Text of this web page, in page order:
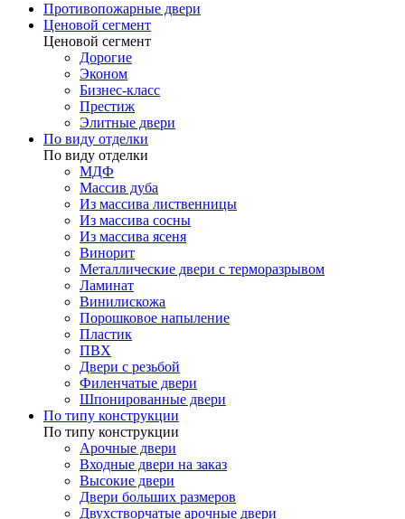
Противопожарные двери
Ценовой сегмент
Ценовой сегмент
Дорогие
Эконом
Бизнес-класс
Престиж
Элитные двери
По виду отделки
По виду отделки
МДФ
Массив дуба
Из массива лиственницы
Из массива сосны
Из массива ясеня
Винорит
Металлические двери с терморазрывом
Ламинат
Винилискожа
Порошковое напыление
Пластик
ПВХ
Двери с резьбой
Филенчатые двери
Шпонированные двери
По типу конструкции
По типу конструкции
Арочные двери
Входные двери на заказ
Высокие двери
Двери больших размеров
Двухстворчатые арочные двери